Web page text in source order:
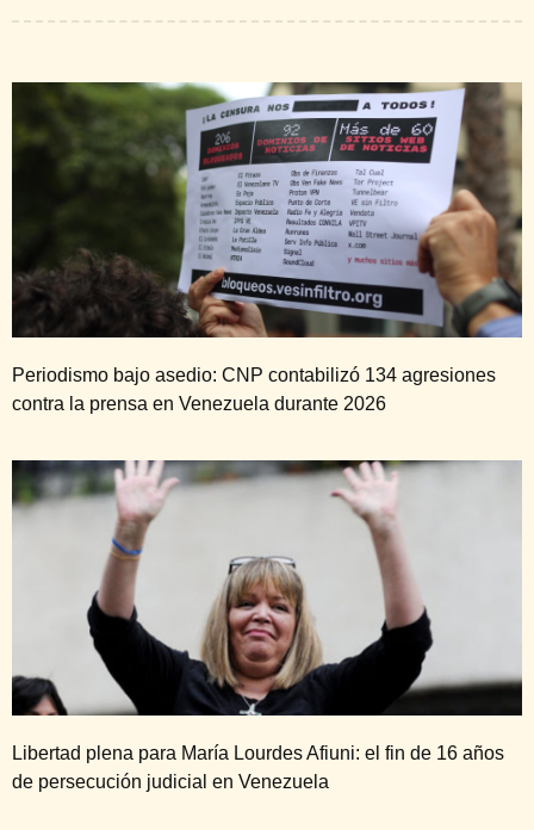
Periodismo bajo asedio: CNP contabilizó 134 agresiones
contra la prensa en Venezuela durante 2026
Libertad plena para María Lourdes Afiuni: el fin de 16 años
de persecución judicial en Venezuela